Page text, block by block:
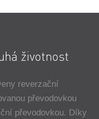
životnost
reverzační
převodovkou
převodovkou. Díky